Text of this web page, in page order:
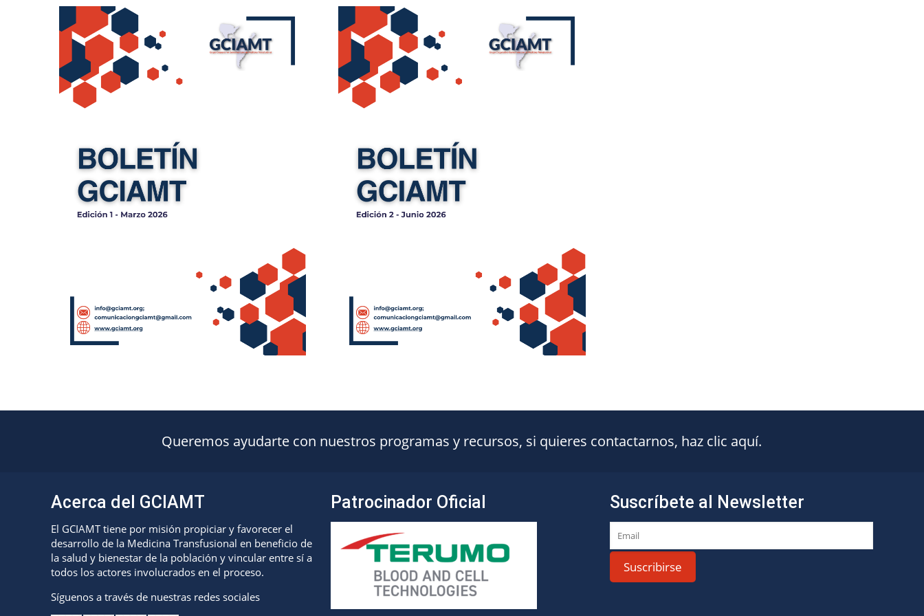
Queremos ayudarte con nuestros programas y recursos, si quieres contactarnos, haz clic aquí.
Acerca del GCIAMT
El GCIAMT tiene por misión propiciar y favorecer el
desarrollo de la Medicina Transfusional en beneficio de
la salud y bienestar de la población y vincular entre sí a
todos los actores involucrados en el proceso.
Síguenos a través de nuestras redes sociales
Patrocinador Oficial Suscríbete al Newsletter